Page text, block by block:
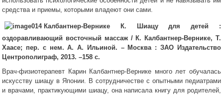
средства и приемы, которыми владеют они сами.
Калбантнер-Вернике К. Шиацу для детей :
оздоравливающий восточный массаж / К. Калбантнер-Вернике, Т.
Хаасе; пер. с нем.А. А. Ильиной. – Москва : ЗАО Издательство
Центрополиграф, 2013. –158 с.
Врач-физиотерапевт Карин Калбантнер-Вернике много лет обучалась
искусству шиацу в Японии. В сотрудничестве с опытными педиатрами
и врачами, практикующими шиацу, она написала книгу для родителей,